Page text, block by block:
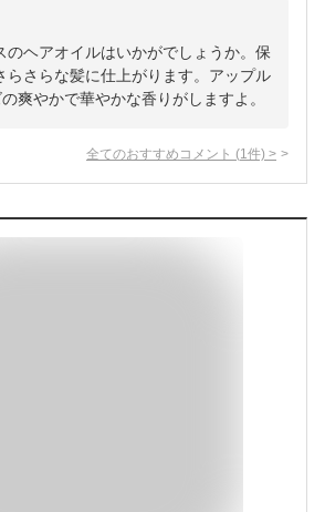
のヘアオイルはいかがでしょうか。保
らさらな髪に仕上がります。アップル
爽やかで華やかな香りがしますよ。
全てのおすすめコメント (1 件) >